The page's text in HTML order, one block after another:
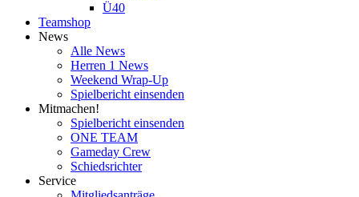
Ü40
Teamshop
News
Alle News
Herren 1 News
Weekend Wrap-Up
Spielbericht einsenden
Mitmachen!
Spielbericht einsenden
ONE TEAM
Gameday Crew
Schiedsrichter
Service